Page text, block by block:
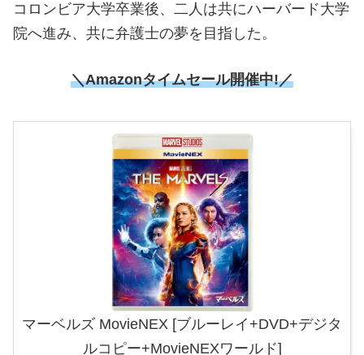
コロンビア大学卒業後、二人は共にハーバード大学
院へ進み、共に弁護士の夢を目指した。
＼Amazonタイムセール開催中!／
マーベルズ MovieNEX [ブルーレイ+DVD+デジタ
ルコピー+MovieNEXワールド]